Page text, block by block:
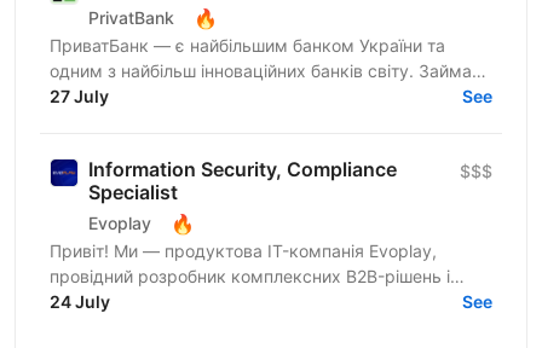
PrivatBank 🔥
ПриватБанк — є найбільшим банком України та
одним з найбільш інноваційних банків світу. Займає
лідуючі позиції за всіма фінансовими показниками в
27 July See
Information Security, Compliance
Specialist
Evoplay 🔥
$$$
Привіт! Ми — продуктова IT-компанія Evoplay,
провідний розробник комплексних B2B-рішень і
продуктів для ігрової онлайн-індустрії. Ми активно
24 July See